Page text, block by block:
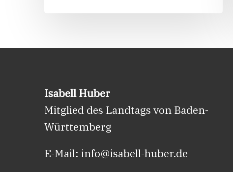
Isabell Huber
Mitglied des Landtags von Baden-
Württemberg
E-Mail: info@isabell-huber.de